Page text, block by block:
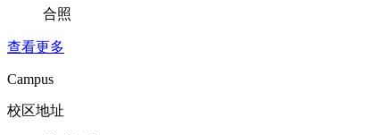
合照
查看更多
Campus
校区地址